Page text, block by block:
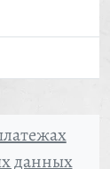
данных